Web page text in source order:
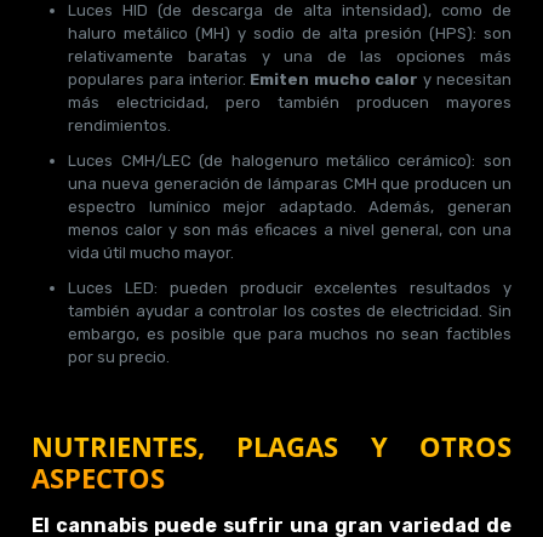
Luces HID (de descarga de alta intensidad), como de
haluro metálico (MH) y sodio de alta presión (HPS): son
relativamente baratas y una de las opciones más
populares para interior. Emiten mucho calor y necesitan
más electricidad, pero también producen mayores
rendimientos.
Luces CMH/LEC (de halogenuro metálico cerámico): son
una nueva generación de lámparas CMH que producen un
espectro lumínico mejor adaptado. Además, generan
menos calor y son más eficaces a nivel general, con una
vida útil mucho mayor.
Luces LED: pueden producir excelentes resultados y
también ayudar a controlar los costes de electricidad. Sin
embargo, es posible que para muchos no sean factibles
por su precio.
NUTRIENTES, PLAGAS Y OTROS
ASPECTOS
El cannabis puede sufrir una gran variedad de